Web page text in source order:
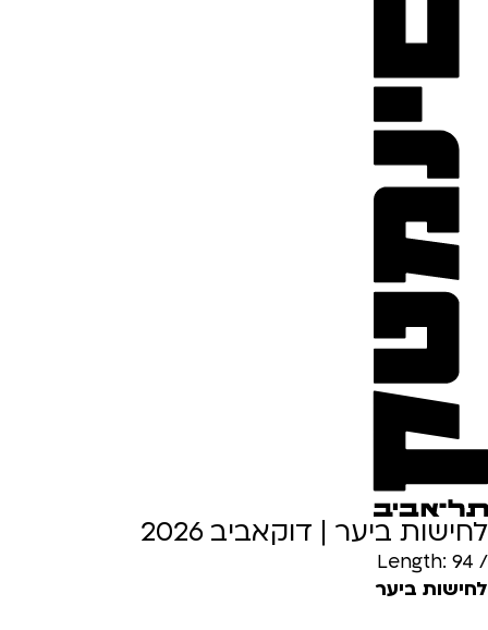
לחישות ביער | דוקאביב 2026
/ Length: 94
לחישות ביער